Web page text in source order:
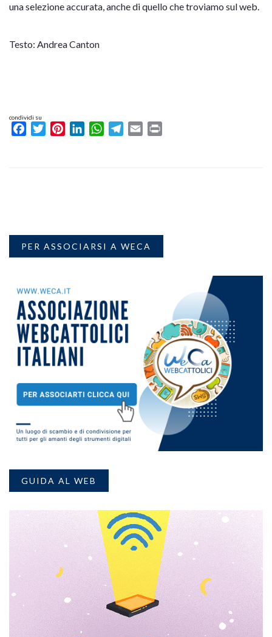
una selezione accurata, anche di quello che troviamo sul web.
Testo: Andrea Canton
condividi su
FacebookTwitterPinterestLinkedInWhatsAppTelegram
Email
PER ASSOCIARSI A WECA
GUIDA AL WEB